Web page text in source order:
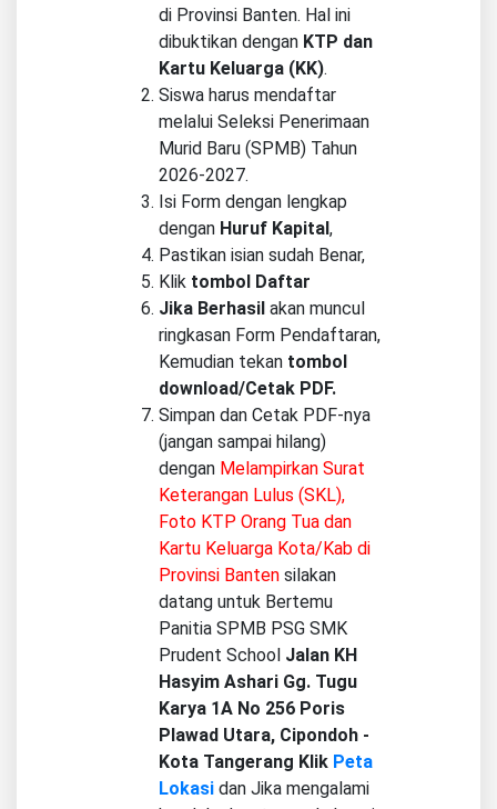
di Provinsi Banten. Hal ini
dibuktikan dengan KTP dan
Kartu Keluarga (KK).
Siswa harus mendaftar
melalui Seleksi Penerimaan
Murid Baru (SPMB) Tahun
2026-2027.
Isi Form dengan lengkap
dengan Huruf Kapital,
Pastikan isian sudah Benar,
Klik tombol Daftar
Jika Berhasil akan muncul
ringkasan Form Pendaftaran,
Kemudian tekan tombol
download/Cetak PDF.
Simpan dan Cetak PDF-nya
(jangan sampai hilang)
dengan Melampirkan Surat
Keterangan Lulus (SKL),
Foto KTP Orang Tua dan
Kartu Keluarga Kota/Kab di
Provinsi Banten silakan
datang untuk Bertemu
Panitia SPMB PSG SMK
Prudent School Jalan KH
Hasyim Ashari Gg. Tugu
Karya 1A No 256 Poris
Plawad Utara, Cipondoh -
Kota Tangerang Klik Peta
Lokasi dan Jika mengalami